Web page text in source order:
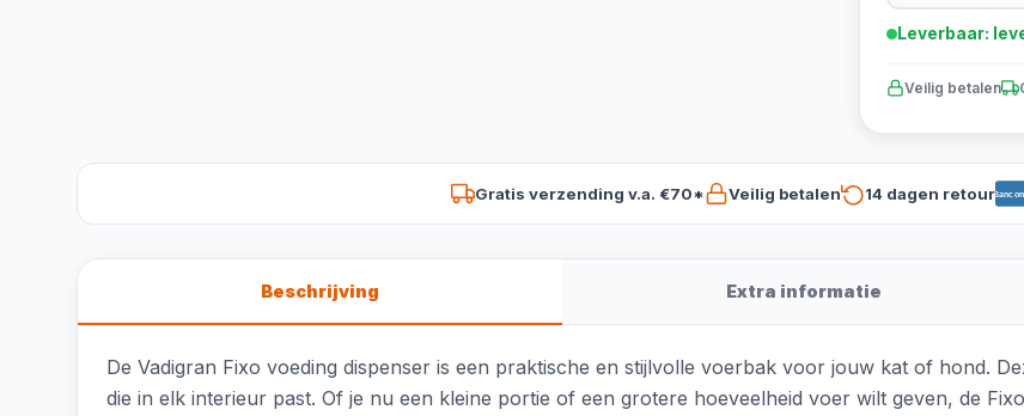
Leverbaar:
Veilig betalen
Gratis verzending v.a. €70* Veilig betalen 14 dagen retour
Beschrijving Extra informatie
De Vadigran Fixo voeding dispenser is een praktische en stijlvolle voerbak voor jouw kat of hond.
die in elk interieur past. Of je nu een kleine portie of een grotere hoeveelheid voer wilt geven, de